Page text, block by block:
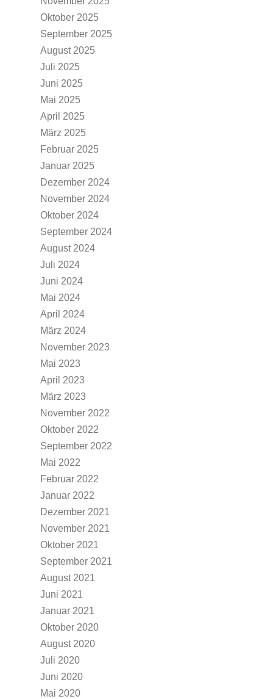
Oktober 2025
September 2025
August 2025
Juli 2025
Juni 2025
Mai 2025
April 2025
März 2025
Februar 2025
Januar 2025
Dezember 2024
November 2024
Oktober 2024
September 2024
August 2024
Juli 2024
Juni 2024
Mai 2024
April 2024
März 2024
November 2023
Mai 2023
April 2023
März 2023
November 2022
Oktober 2022
September 2022
Mai 2022
Februar 2022
Januar 2022
Dezember 2021
November 2021
Oktober 2021
September 2021
August 2021
Juni 2021
Januar 2021
Oktober 2020
August 2020
Juli 2020
Juni 2020
Mai 2020